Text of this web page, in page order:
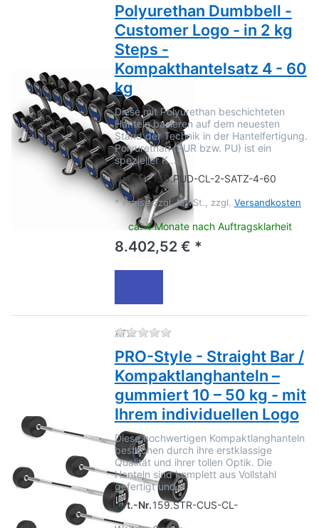
Polyurethan Dumbbell -
Customer Logo - in 2 kg
Steps -
Kompakthantelsatz 4 - 60
kg
Diese mit Polyurethan beschichteten
Hanteln basieren auf dem neuesten
Stand der Technik in der Hantelfertigung.
Polyurethan (PUR bzw. PU) ist ein
spezieller K…
Art.-Nr.159.PUD-CL-2-SATZ-4-60
* Preise zzgl. MwSt., zzgl. Versandkosten
ca. 4 Monate nach Auftragsklarheit
8.402,52 € *
ATX Zu diesem Produkt liegen
PRO-Style - Straight Bar /
Kompaktlanghanteln –
gummiert 10 – 50 kg - mit
Ihrem individuellen Logo
Diese hochwertigen Kompaktlanghanteln
bestechen durch ihre erstklassige
Qualität und ihrer tollen Optik. Die
Hanteln sind komplett aus Vollstahl
gefertigt und…
Art.-Nr.159.STR-CUS-CL-